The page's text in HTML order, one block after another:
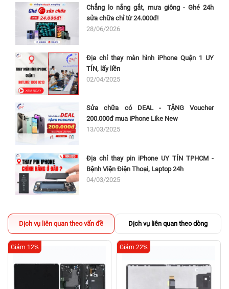
Chẳng lo nắng gắt, mưa giông - Ghé 24h
sửa chữa chỉ từ 24.000đ!
28/06/2026
Địa chỉ thay màn hình iPhone Quận 1 UY
TÍN, lấy liền
02/04/2025
Sửa chữa có DEAL - TẶNG Voucher
200.000đ mua iPhone Like New
13/03/2025
Địa chỉ thay pin iPhone UY TÍN TPHCM -
Bệnh Viện Điện Thoại, Laptop 24h
04/03/2025
Dịch vụ liên quan theo vấn đề Dịch vụ liên quan theo dòng
Giảm 12% Giảm 22%